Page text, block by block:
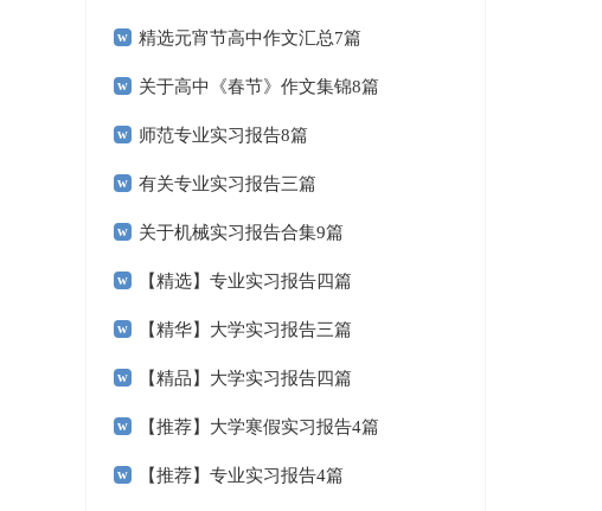
精选元宵节高中作文汇总7篇
关于高中《春节》作文集锦8篇
师范专业实习报告8篇
有关专业实习报告三篇
关于机械实习报告合集9篇
【精选】专业实习报告四篇
【精华】大学实习报告三篇
【精品】大学实习报告四篇
【推荐】大学寒假实习报告4篇
【推荐】专业实习报告4篇